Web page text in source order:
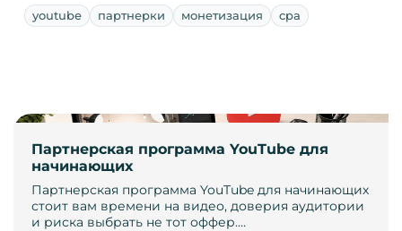
youtube партнерки монетизация cpa
Партнерская программа YouTube для
начинающих
Партнерская программа YouTube для начинающих
стоит вам времени на видео, доверия аудитории
и риска выбрать не тот оффер.…